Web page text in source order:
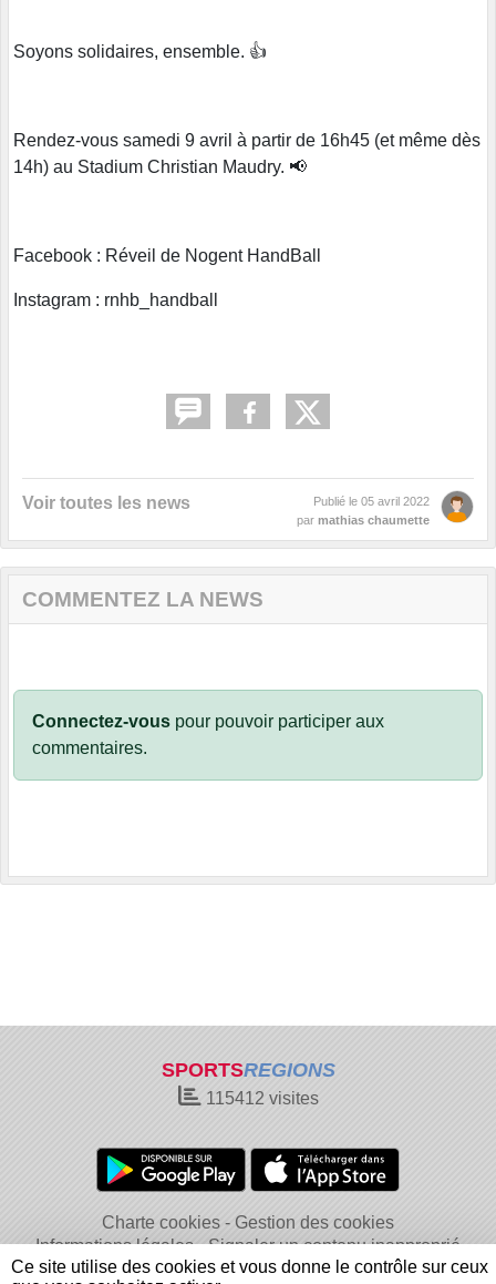
Soyons solidaires, ensemble. 👍
Rendez-vous samedi 9 avril à partir de 16h45 (et même dès
14h) au Stadium Christian Maudry. 📢
Facebook : Réveil de Nogent HandBall
Instagram : rnhb_handball
Voir toutes les news Publié le 05 avril 2022
par mathias chaumette
COMMENTEZ LA NEWS
Connectez-vous pour pouvoir participer aux
commentaires.
SPORTSREGIONS
115412 visites
Charte cookies
Gestion des cookies
Informations légales
Signaler un contenu inapproprié
Ce site utilise des cookies et vous donne le contrôle sur ceux